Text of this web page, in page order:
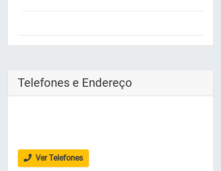
Telefones e Endereço
Ver Telefones